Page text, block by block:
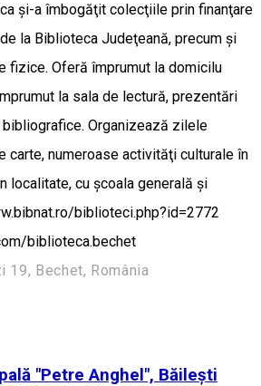
şi-a îmbogăţit colecţiile prin finanţare
la Biblioteca Judeţeană, precum şi
fizice. Oferă împrumut la domicilu
la sala de lectură, prezentări
Organizează zilele
numeroase activităţi culturale în
localitate, cu şcoala generală şi
biblioteci.php?id=2772
biblioteca.bechet
19, Bechet, România
"Petre Anghel", Băilești